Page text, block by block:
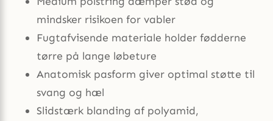
mindsker risikoen for vabler
Fugtafvisende materiale holder fødderne
tørre på lange løbeture
Anatomisk pasform giver optimal støtte til
svang og hæl
Slidstærk blanding af polyamid,